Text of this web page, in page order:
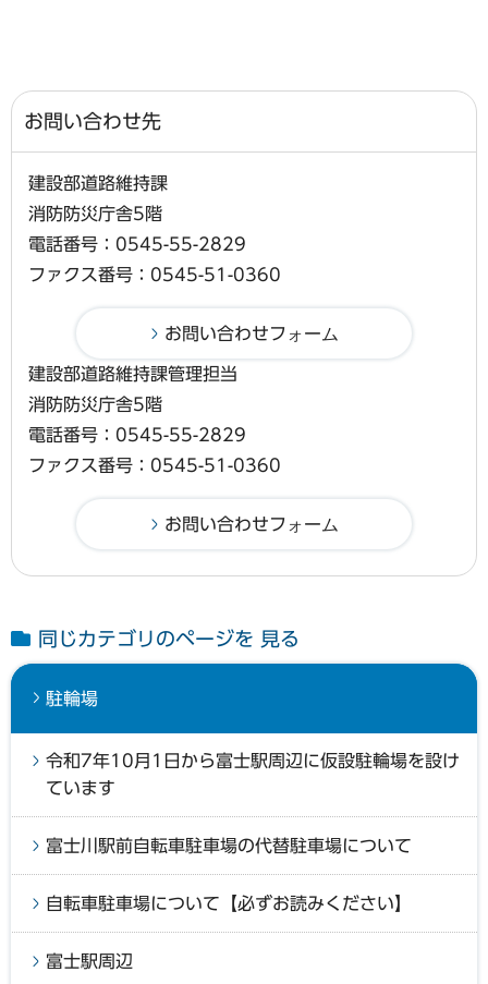
お問い合わせ先
建設部道路維持課
消防防災庁舎5階
電話番号：0545-55-2829
ファクス番号：0545-51-0360
建設部道路維持課管理担当
消防防災庁舎5階
電話番号：0545-55-2829
ファクス番号：0545-51-0360
同じカテゴリのページを 見る
駐輪場
令和7年10月1日から富士駅周辺に仮設駐輪場を設け
ています
富士川駅前自転車駐車場の代替駐車場について
自転車駐車場について【必ずお読みください】
富士駅周辺